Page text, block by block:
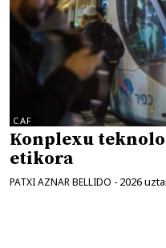
CAF
Konplexu
etikora
PATXI AZNAR BELLIDO - 2026